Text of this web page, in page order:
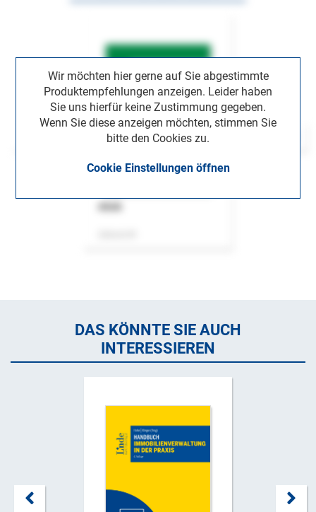
Wir möchten hier gerne auf Sie abgestimmte
Produktempfehlungen anzeigen. Leider haben
Sie uns hierfür keine Zustimmung gegeben.
Wenn Sie diese anzeigen möchten, stimmen Sie
bitte den Cookies zu.
Cookie Einstellungen öffnen
DAS KÖNNTE SIE AUCH
INTERESSIEREN